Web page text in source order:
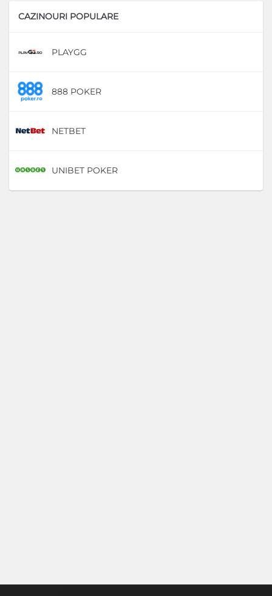
CAZINOURI POPULARE
PLAYGG
888 POKER
NETBET
UNIBET POKER